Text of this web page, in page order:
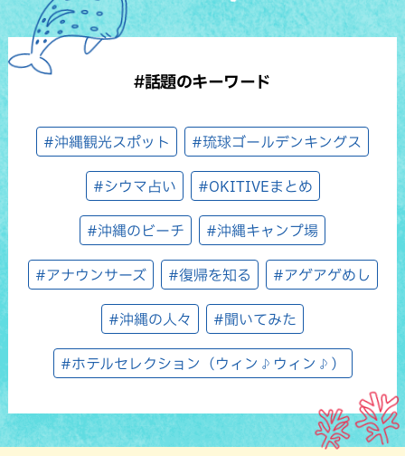
#話題のキーワード
#沖縄観光スポット #琉球ゴールデンキングス
#シウマ占い #OKITIVEまとめ
#沖縄のビーチ #沖縄キャンプ場
#アナウンサーズ #復帰を知る #アゲアゲめし
#沖縄の人々 #聞いてみた
#ホテルセレクション（ウィン♪ウィン♪）